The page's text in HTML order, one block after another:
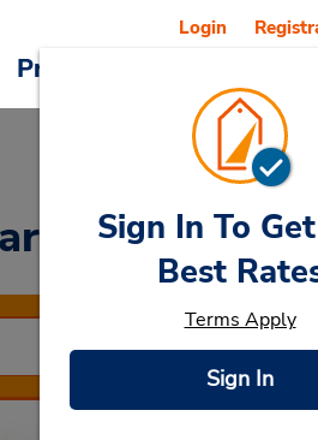
Promoções Veículos e
Login
atSign In To
Best
Terms Apply
Sign In